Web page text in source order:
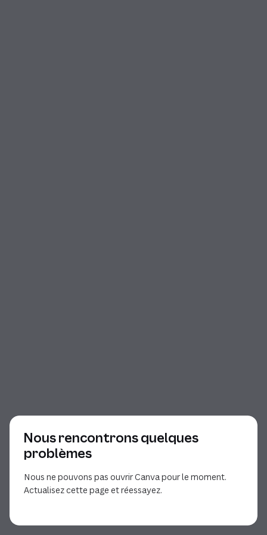
Nous rencontrons quelques
problèmes
Nous ne pouvons pas ouvrir Canva pour le moment.
Actualisez cette page et réessayez.